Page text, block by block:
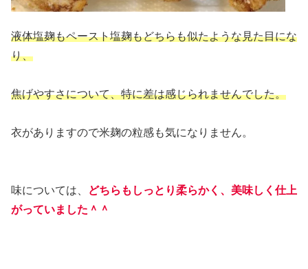
液体塩麹もペースト塩麹もどちらも似たような見た目にな
り、
焦げやすさについて、特に差は感じられませんでした。
衣がありますので米麹の粒感も気になりません。
味については、
どちらもしっとり柔らかく、美味しく仕上
がっていました＾＾